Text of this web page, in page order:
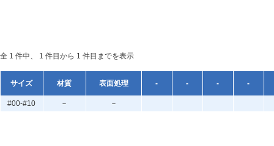
全 1 件中、 1 件目から 1 件目までを表示
サイズ 材質 表面処理 - - - -
#00-#10 － －